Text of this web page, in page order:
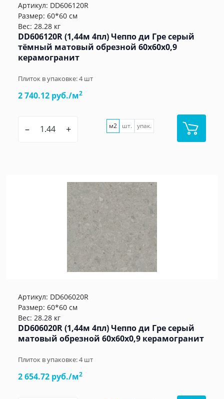
Артикул: DD606120R
Размер: 60*60 см
Вес: 28.28 кг
DD606120R (1,44м 4пл) Чеппо ди Гре серый
тёмный матовый обрезной 60x60x0,9
керамогранит
Плиток в упаковке:4шт
2 740.12 руб./м2
– + м2 шт. упак.
Артикул: DD606020R
Размер: 60*60 см
Вес: 28.28 кг
DD606020R (1,44м 4пл) Чеппо ди Гре серый
матовый обрезной 60x60x0,9 керамогранит
Плиток в упаковке:4шт
2 654.72 руб./м2